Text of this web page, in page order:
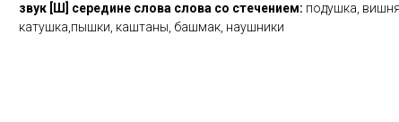
звук [Ш] середине слова слова со стечением: подушка,
катушка,пышки, каштаны, башмак, наушники